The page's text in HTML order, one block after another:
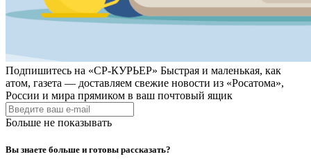
Подпишитесь на «СР-КУРЬЕР» Быстрая и маленькая, как
атом, газета — доставляем свежие новости из «Росатома»,
России и мира прямиком в ваш почтовый ящик
Больше не показывать
Вы знаете больше и готовы рассказать?